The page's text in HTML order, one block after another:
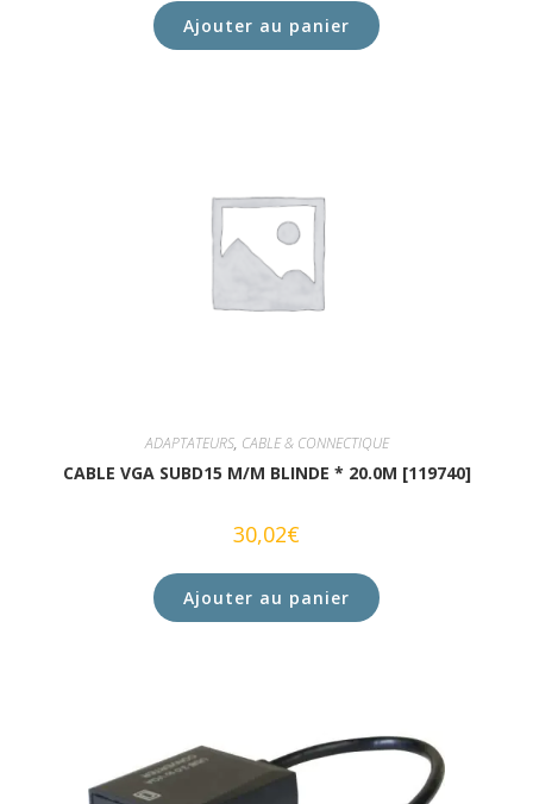
Ajouter au panier
ADAPTATEURS, CABLE & CONNECTIQUE
CABLE VGA SUBD15 M/M BLINDE * 20.0M [119740]
30,02€
Ajouter au panier